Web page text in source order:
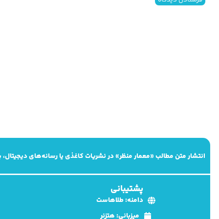
انتشار متن مطالب «معمار منظر» در نشریات کاغذی یا رسانه‌های
پشتیبانی
دامنه: طلاهاست
میزبانی: هتزنر